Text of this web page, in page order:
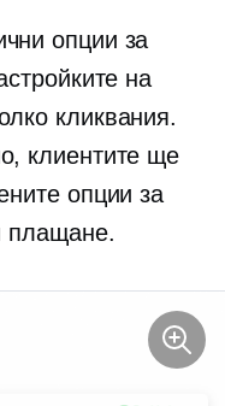
опции за
на
кликвания.
клиентите ще
опции за
плащане.